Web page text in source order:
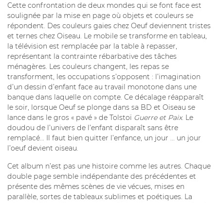
Cette confrontation de deux mondes qui se font face est
soulignée par la mise en page où objets et couleurs se
répondent. Des couleurs gaies chez Oeuf deviennent tristes
et ternes chez Oiseau. Le mobile se transforme en tableau,
la télévision est remplacée par la table à repasser,
représentant la contrainte rébarbative des tâches
ménagères. Les couleurs changent, les repas se
transforment, les occupations s’opposent : l’imagination
d’un dessin d’enfant face au travail monotone dans une
banque dans laquelle on compte. Ce décalage réapparaît
le soir, lorsque Oeuf se plonge dans sa BD et Oiseau se
lance dans le gros « pavé » de Tolstoï Guerre et Paix. Le
doudou de l’univers de l’enfant disparaît sans être
remplacé... Il faut bien quitter l’enfance, un jour ... un jour
l’oeuf devient oiseau.
Cet album n’est pas une histoire comme les autres. Chaque
double page semble indépendante des précédentes et
présente des mêmes scènes de vie vécues, mises en
parallèle, sortes de tableaux sublimes et poétiques. La